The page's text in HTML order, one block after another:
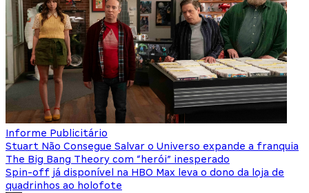
Informe Publicitário
Stuart Não Consegue Salvar o Universo expande a franquia
The Big Bang Theory com “herói” inesperado
Spin-off já disponível na HBO Max leva o dono da loja de
quadrinhos ao holofote